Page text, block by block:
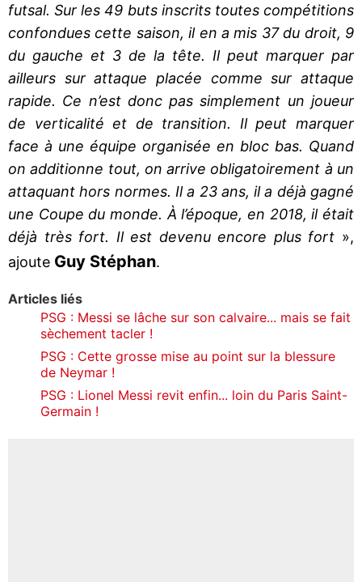
futsal. Sur les 49 buts inscrits toutes compétitions
confondues cette saison, il en a mis 37 du droit, 9
du gauche et 3 de la tête. Il peut marquer par
ailleurs sur attaque placée comme sur attaque
rapide. Ce n’est donc pas simplement un joueur
de verticalité et de transition. Il peut marquer
face à une équipe organisée en bloc bas. Quand
on additionne tout, on arrive obligatoirement à un
attaquant hors normes. Il a 23 ans, il a déjà gagné
une Coupe du monde. À l’époque, en 2018, il était
déjà très fort. Il est devenu encore plus fort »,
ajoute Guy Stéphan.
Articles liés
PSG : Messi se lâche sur son calvaire... mais se fait
sèchement tacler !
PSG : Cette grosse mise au point sur la blessure
de Neymar !
PSG : Lionel Messi revit enfin... loin du Paris Saint-
Germain !